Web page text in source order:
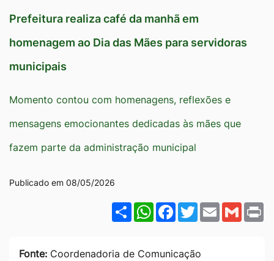
[alt+3]
para
o
[alt+4]
Prefeitura realiza café da manhã em
homenagem ao Dia das Mães para servidoras
municipais
Momento contou com homenagens, reflexões e
mensagens emocionantes dedicadas às mães que
fazem parte da administração municipal
Publicado em 08/05/2026
ShareWhatsApp
Facebook
Twitter
EmailGmail
Fonte: Coordenadoria de Comunicação